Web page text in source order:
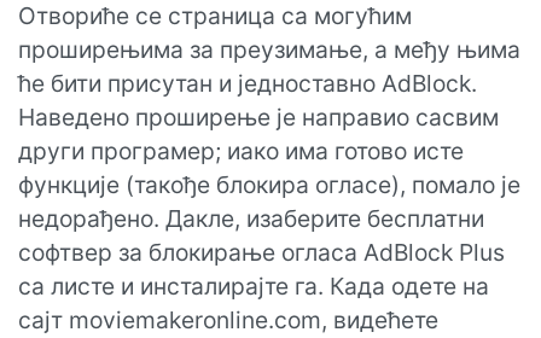
Отвориће се страница са могућим
проширењима за преузимање, а међу њима
ће бити присутан и једноставно AdBlock.
Наведено проширење је направио сасвим
други програмер; иако има готово исте
функције (такође блокира огласе), помало је
недорађено. Дакле, изаберите бесплатни
софтвер за блокирање огласа AdBlock Plus
са листе и инсталирајте га. Када одете на
сајт moviemakeronline.com, видећете